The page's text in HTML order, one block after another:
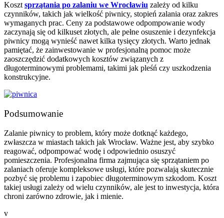
Koszt sprzątania po zalaniu we Wrocławiu zależy od kilku
czynników, takich jak wielkość piwnicy, stopień zalania oraz zakres
wymaganych prac. Ceny za podstawowe odpompowanie wody
zaczynają się od kilkuset złotych, ale pełne osuszenie i dezynfekcja
piwnicy mogą wynieść nawet kilka tysięcy złotych. Warto jednak
pamiętać, że zainwestowanie w profesjonalną pomoc może
zaoszczędzić dodatkowych kosztów związanych z
długoterminowymi problemami, takimi jak pleśń czy uszkodzenia
konstrukcyjne.
Podsumowanie
Zalanie piwnicy to problem, który może dotknąć każdego,
zwłaszcza w miastach takich jak Wrocław. Ważne jest, aby szybko
reagować, odpompować wodę i odpowiednio osuszyć
pomieszczenia. Profesjonalna firma zajmująca się sprzątaniem po
zalaniach oferuje kompleksowe usługi, które pozwalają skutecznie
pozbyć się problemu i zapobiec długoterminowym szkodom. Koszt
takiej usługi zależy od wielu czynników, ale jest to inwestycja, która
chroni zarówno zdrowie, jak i mienie.
v